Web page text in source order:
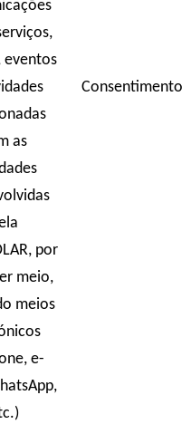
eventos
as
por
meio,
meios
e-
Consentimento